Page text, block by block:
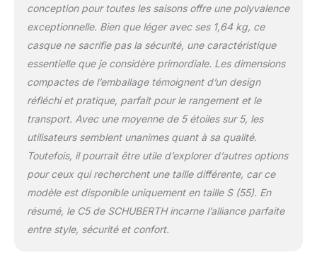
casque nouvel intérieur
sans couture avec le
concept
d’individualisation
Schuberth pour un
ajustement parfait Prise
d’air à double menton
encore meilleure (y
compris filtre
remplaçable) Nouveau
becquet arrière avec
sortie d’air Nouveau
mécanisme de visière
breveté avec fonction
mémoire
conception pour toutes les saisons offre une polyvalence
exceptionnelle. Bien que léger avec ses 1,64 kg, ce
casque ne sacrifie pas la sécurité, une caractéristique
essentielle que je considère primordiale. Les dimensions
compactes de l’emballage témoignent d’un design
réfléchi et pratique, parfait pour le rangement et le
transport. Avec une moyenne de 5 étoiles sur 5, les
utilisateurs semblent unanimes quant à sa qualité.
Toutefois, il pourrait être utile d’explorer d’autres options
pour ceux qui recherchent une taille différente, car ce
modèle est disponible uniquement en taille S (55). En
résumé, le C5 de SCHUBERTH incarne l’alliance parfaite
entre style, sécurité et confort.